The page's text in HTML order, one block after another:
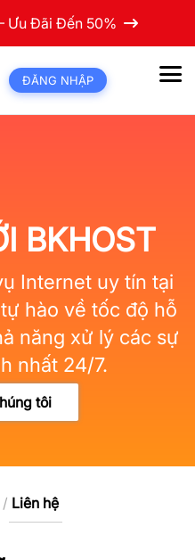
Ưu Đãi Đến 50%
ĐĂNG NHẬP
BKHOST
Internet uy tín tại
hào về tốc độ hỗ
năng xử lý các sự
nhất 24/7.
tôi
/ Liên hệ